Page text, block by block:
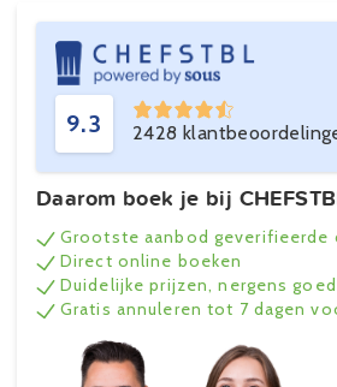
9.3 2428
Daarom boek je bij
Grootste aanbod geverifieerde
Direct online boeken
Duidelijke prijzen, nergens
Gratis annuleren tot 7 dagen